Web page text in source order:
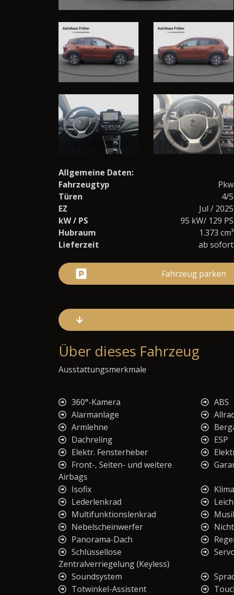
Allgemeine Daten:
Fahrzeugtyp
Pkw
Türen
4/5
EZ
Jul / 2025
kW / PS
95 kW/ 129 PS
Hubraum
1.373 cm³
Lieferzeit
ab sofort
Fahrzeug parken
Über dieses Fahrzeug
Ausstattungsmerkmale
360°-Kamera ABS
Alarmanlage
Armlehne
Dachreling
ESP
Elektr. Fensterheber
Front-, Seiten- und weitere
Airbags
Isofix
Lederlenkrad
Multifunktionslenkrad
Nebelscheinwerfer
Panorama-Dach
Schlüssellose
Zentralverriegelung (Keyless)
Soundsystem
Totwinkel-Assistent